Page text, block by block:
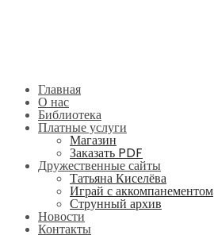
Главная
О нас
Библиотека
Платные услуги
Магазин
Заказать PDF
Дружественные сайты
Татьяна Киселёва
Играй с аккомпанементом
Струнный архив
Новости
Контакты